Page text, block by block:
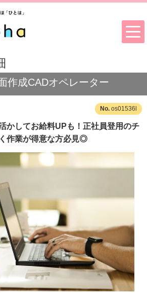
作成CADオペレーター
os01536l
かしてお給料UPも！正社員登用のチ
作業が得意な方必見◎